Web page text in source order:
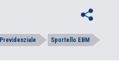
Previdenziale Sportello EBM